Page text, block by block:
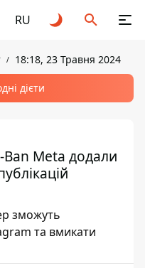
RU
18:18, 23 Травня 2024
дієти
Ban Meta додали
зможуть
та вмикати